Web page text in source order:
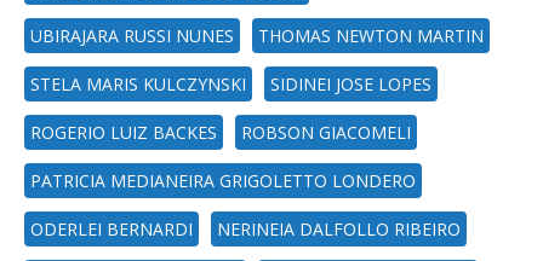
UBIRAJARA RUSSI NUNES THOMAS NEWTON MARTIN
STELA MARIS KULCZYNSKI SIDINEI JOSE LOPES
ROGERIO LUIZ BACKES ROBSON GIACOMELI
PATRICIA MEDIANEIRA GRIGOLETTO LONDERO
ODERLEI BERNARDI NERINEIA DALFOLLO RIBEIRO